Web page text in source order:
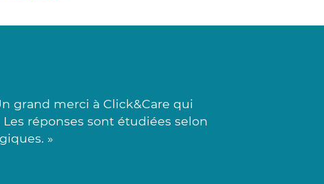
grand merci à Click&Care qui
réponses sont étudiées selon
»